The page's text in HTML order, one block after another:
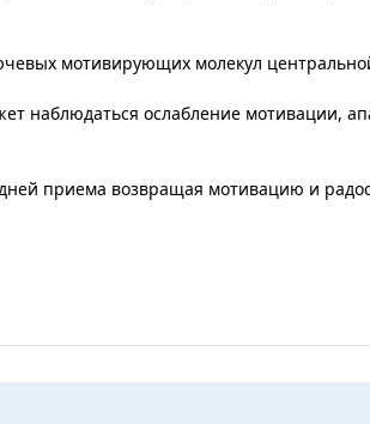
мотивирующих молекул
наблюдаться ослабление мотивации,
приема возвращая мотивацию и